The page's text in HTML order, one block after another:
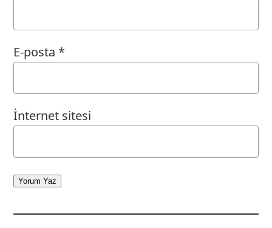
E-posta *
İnternet sitesi
Yorum Yaz